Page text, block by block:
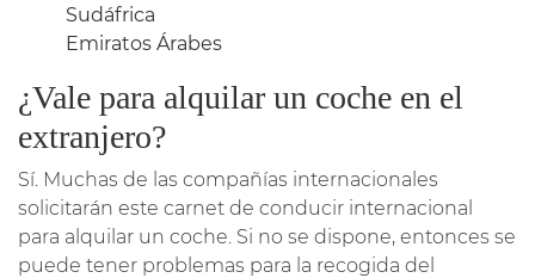
Sudáfrica
Emiratos Árabes
¿Vale para alquilar un coche en el
extranjero?
Sí. Muchas de las compañías internacionales
solicitarán este carnet de conducir internacional
para alquilar un coche. Si no se dispone, entonces se
puede tener problemas para la recogida del